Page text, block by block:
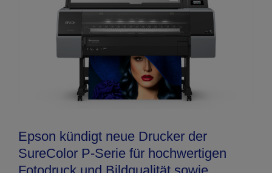
Epson kündigt neue Drucker der
SureColor P-Serie für hochwertigen